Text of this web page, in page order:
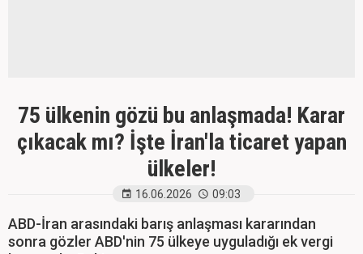
75 ülkenin gözü bu anlaşmada! Karar
çıkacak mı? İşte İran'la ticaret yapan
ülkeler!
16.06.2026 09:03
ABD-İran arasındaki barış anlaşması kararından
sonra gözler ABD'nin 75 ülkeye uyguladığı ek vergi